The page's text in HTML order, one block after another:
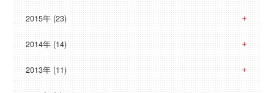
2015年 (23)
2014年 (14)
2013年 (11)